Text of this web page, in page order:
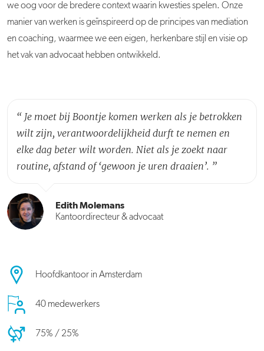
we oog voor de bredere context waarin kwesties spelen. Onze
manier van werken is geïnspireerd op de principes van mediation
en coaching, waarmee we een eigen, herkenbare stijl en visie op
het vak van advocaat hebben ontwikkeld.
“ Je moet bij Boontje komen werken als je betrokken
wilt zijn, verantwoordelijkheid durft te nemen en
elke dag beter wilt worden. Niet als je zoekt naar
routine, afstand of ‘gewoon je uren draaien’. ”
Edith Molemans
Kantoordirecteur & advocaat
Hoofdkantoor in Amsterdam
40 medewerkers
75% / 25%